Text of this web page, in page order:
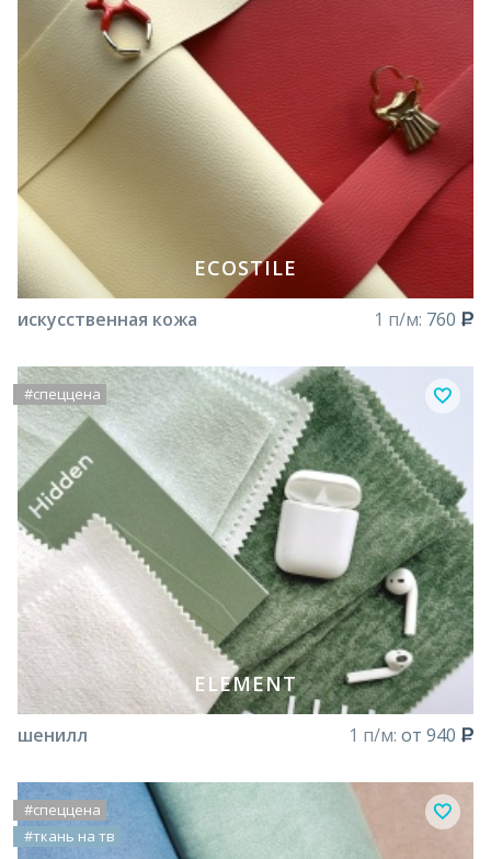
ECOSTILE
искусственная кожа 1 п/м: 760
#спеццена
ELEMENT
шенилл 1 п/м: от 940
#спеццена
#ткань на тв